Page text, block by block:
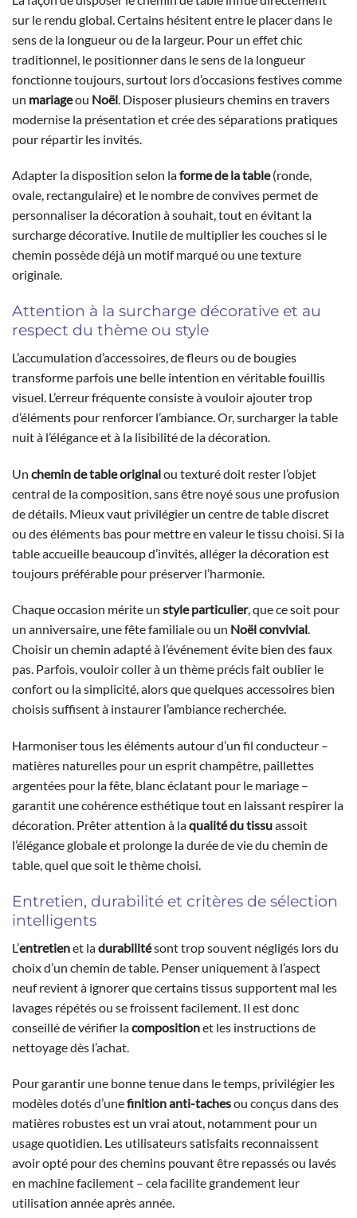
sur le rendu global. Certains hésitent entre le placer dans le
sens de la longueur ou de la largeur. Pour un effet chic
traditionnel, le positionner dans le sens de la longueur
fonctionne toujours, surtout lors d’occasions festives comme
un mariageou Noël . Disposer plusieurs chemins en travers
modernise la présentation et crée des séparations pratiques
pour répartir les invités.
Adapter la disposition selon laforme de la table(ronde,
ovale, rectangulaire) et le nombre de convives permet de
personnaliser la décoration à souhait, tout en évitant la
surcharge décorative. Inutile de multiplier les couches si le
chemin possède déjà un motif marqué ou une texture
originale.
Attention à la surcharge décorative et au
respect du thème ou style
L’accumulation d’accessoires, de fleurs ou de bougies
transforme parfois une belle intention en véritable fouillis
visuel. L’erreur fréquente consiste à vouloir ajouter trop
d’éléments pour renforcer l’ambiance. Or, surcharger la table
nuit à l’élégance et à la lisibilité de la décoration.
Un chemin de table originalou texturé doit rester l’objet
central de la composition, sans être noyé sous une profusion
de détails. Mieux vaut privilégier un centre de table discret
ou des éléments bas pour mettre en valeur le tissu choisi. Si la
table accueille beaucoup d’invités, alléger la décoration est
toujours préférable pour préserver l’harmonie.
Chaque occasion mérite un style particulier, que ce soit pour
un anniversaire, une fête familiale ou un Noël convivial.
Choisir un chemin adapté à l’événement évite bien des faux
pas. Parfois, vouloir coller à un thème précis fait oublier le
confort ou la simplicité, alors que quelques accessoires bien
choisis suffisent à instaurer l’ambiance recherchée.
Harmoniser tous les éléments autour d’un fil conducteur –
matières naturelles pour un esprit champêtre, paillettes
argentées pour la fête, blanc éclatant pour le mariage –
garantit une cohérence esthétique tout en laissant respirer la
décoration. Prêter attention à laqualité du tissuassoit
l’élégance globale et prolonge la durée de vie du chemin de
table, quel que soit le thème choisi.
Entretien, durabilité et critères de sélection
intelligents
L’entretienet ladurabilitésont trop souvent négligés lors du
choix d’un chemin de table. Penser uniquement à l’aspect
neuf revient à ignorer que certains tissus supportent mal les
lavages répétés ou se froissent facilement. Il est donc
conseillé de vérifier lacompositionet les instructions de
nettoyage dès l’achat.
Pour garantir une bonne tenue dans le temps, privilégier les
modèles dotés d’unefinition anti-tachesou conçus dans des
matières robustes est un vrai atout, notamment pour un
usage quotidien. Les utilisateurs satisfaits reconnaissent
avoir opté pour des chemins pouvant être repassés ou lavés
en machine facilement – cela facilite grandement leur
utilisation année après année.